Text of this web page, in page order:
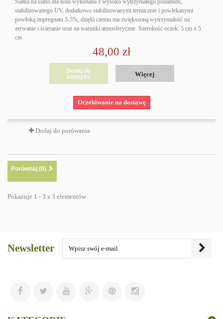
Siatka na siano dla koni wykonana z wysoko wytrzymałego poliamidu,
stabilizowanego UV, dodatkowo stabilizowanymi termicznie i powlekanymi
powłoką impregnatu 3-5%, dzięki czemu ma zwiększoną wytrzymałość na
zerwanie i ścieranie oraz na warunki atmosferyczne. Szerokość oczek: 5 cm x 5
cm
48,00 zł
Dodaj do
koszyka
Więcej
Oczekiwanie na dostawę
Dodaj do porówania
Porównaj (0)
Pokazuje 1 - 3 z 3 elementów
Newsletter